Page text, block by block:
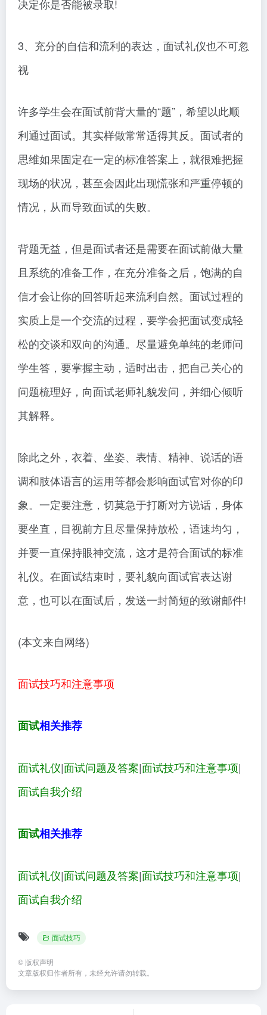
决定你是否能被录取!
3、充分的自信和流利的表达，面试礼仪也不可忽
视
许多学生会在面试前背大量的“题”，希望以此顺
利通过面试。其实样做常常适得其反。面试者的
思维如果固定在一定的标准答案上，就很难把握
现场的状况，甚至会因此出现慌张和严重停顿的
情况，从而导致面试的失败。
背题无益，但是面试者还是需要在面试前做大量
且系统的准备工作，在充分准备之后，饱满的自
信才会让你的回答听起来流利自然。面试过程的
实质上是一个交流的过程，要学会把面试变成轻
松的交谈和双向的沟通。尽量避免单纯的老师问
学生答，要掌握主动，适时出击，把自己关心的
问题梳理好，向面试老师礼貌发问，并细心倾听
其解释。
除此之外，衣着、坐姿、表情、精神、说话的语
调和肢体语言的运用等都会影响面试官对你的印
象。一定要注意，切莫急于打断对方说话，身体
要坐直，目视前方且尽量保持放松，语速均匀，
并要一直保持眼神交流，这才是符合面试的标准
礼仪。在面试结束时，要礼貌向面试官表达谢
意，也可以在面试后，发送一封简短的致谢邮件!
(本文来自网络)
面试技巧和注意事项
面试相关推荐
面试礼仪|面试问题及答案|面试技巧和注意事项|
面试自我介绍
面试相关推荐
面试礼仪|面试问题及答案|面试技巧和注意事项|
面试自我介绍
面试技巧
© 版权声明
文章版权归作者所有，未经允许请勿转载。